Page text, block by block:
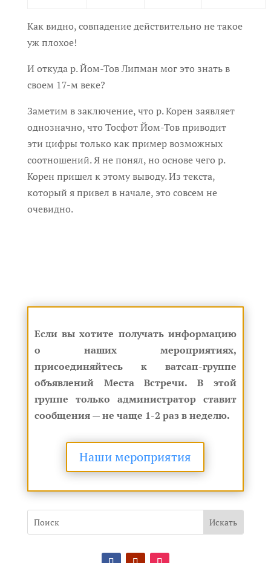
Как видно, совпадение действительно не такое
уж плохое!
И откуда р. Йом-Тов Липман мог это знать в
своем 17-м веке?
Заметим в заключение, что р. Корен заявляет
однозначно, что Тосфот Йом-Тов приводит
эти цифры только как пример возможных
соотношений. Я не понял, но основе чего р.
Корен пришел к этому выводу. Из текста,
который я привел в начале, это совсем не
очевидно.
Если вы хотите получать информацию
о наших мероприятиях,
присоединяйтесь к ватсап-группе
объявлений Места Встречи. В этой
группе только администратор ставит
сообщения — не чаще 1-2 раз в неделю.
Наши мероприятия